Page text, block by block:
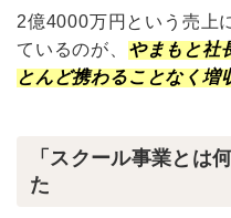
2億4000万円という売上
ているのが、 やまもと社
とんど携わることなく増
「スクール事業とは
た